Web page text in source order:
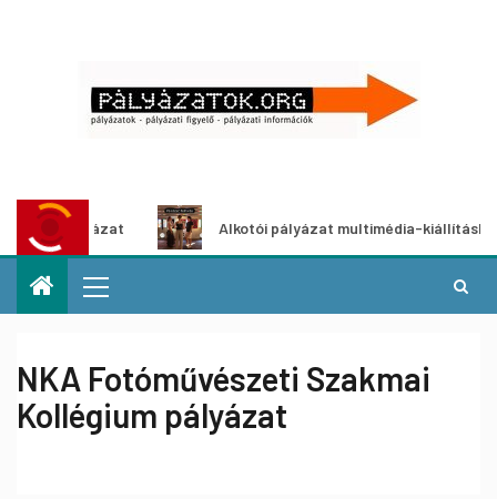
Alkotói pályázat multimédia-kiállításhoz
NKA Fotóművészeti Szakmai
Kollégium pályázat